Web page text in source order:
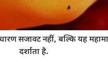
सजावट नहीं, बल्कि यह
दर्शाता है.